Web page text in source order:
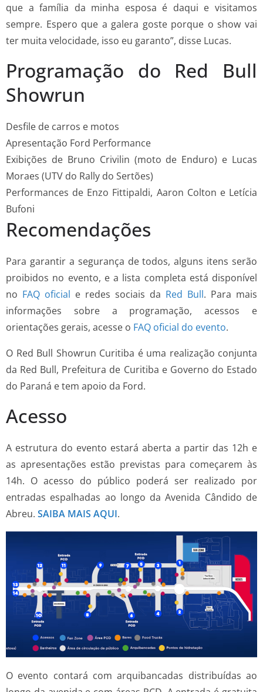
que a família da minha esposa é daqui e visitamos
sempre. Espero que a galera goste porque o show vai
ter muita velocidade, isso eu garanto”, disse Lucas.
Programação do Red Bull
Showrun
Desfile de carros e motos
Apresentação Ford Performance
Exibições de Bruno Crivilin (moto de Enduro) e Lucas
Moraes (UTV do Rally do Sertões)
Performances de Enzo Fittipaldi, Aaron Colton e Letícia
Bufoni
Recomendações
Para garantir a segurança de todos, alguns itens serão
proibidos no evento, e a lista completa está disponível
no FAQ oficial e redes sociais da Red Bull. Para mais
informações sobre a programação, acessos e
orientações gerais, acesse o FAQ oficial do evento.
O Red Bull Showrun Curitiba é uma realização conjunta
da Red Bull, Prefeitura de Curitiba e Governo do Estado
do Paraná e tem apoio da Ford.
Acesso
A estrutura do evento estará aberta a partir das 12h e
as apresentações estão previstas para começarem às
14h. O acesso do público poderá ser realizado por
entradas espalhadas ao longo da Avenida Cândido de
Abreu. SAIBA MAIS AQUI.
O evento contará com arquibancadas distribuídas ao